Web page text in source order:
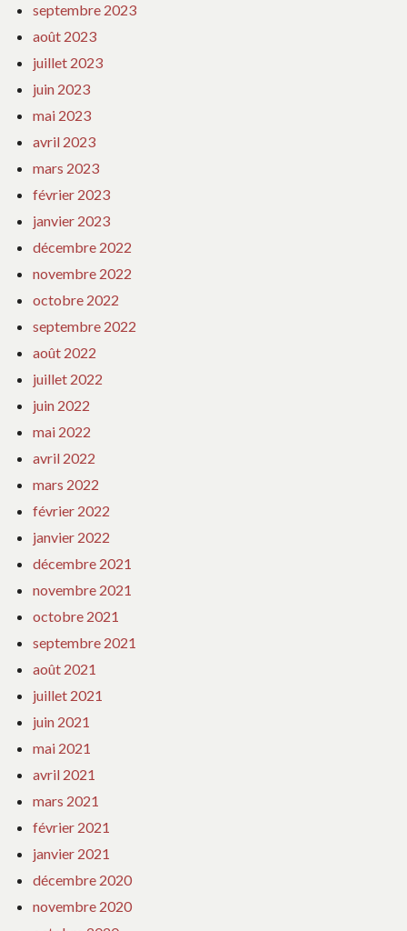
septembre 2023
août 2023
juillet 2023
juin 2023
mai 2023
avril 2023
mars 2023
février 2023
janvier 2023
décembre 2022
novembre 2022
octobre 2022
septembre 2022
août 2022
juillet 2022
juin 2022
mai 2022
avril 2022
mars 2022
février 2022
janvier 2022
décembre 2021
novembre 2021
octobre 2021
septembre 2021
août 2021
juillet 2021
juin 2021
mai 2021
avril 2021
mars 2021
février 2021
janvier 2021
décembre 2020
novembre 2020